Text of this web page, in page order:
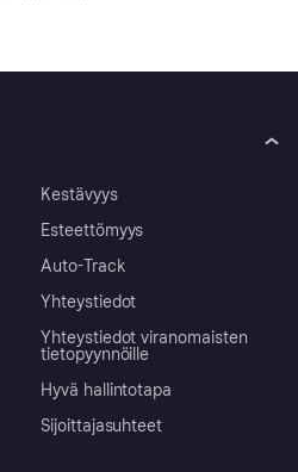
Kestävyys
Esteettömyys
Auto-Track
Yhteystiedot
Yhteystiedot viranomaisten
tietopyynnöille
Hyvä hallintotapa
Sijoittajasuhteet